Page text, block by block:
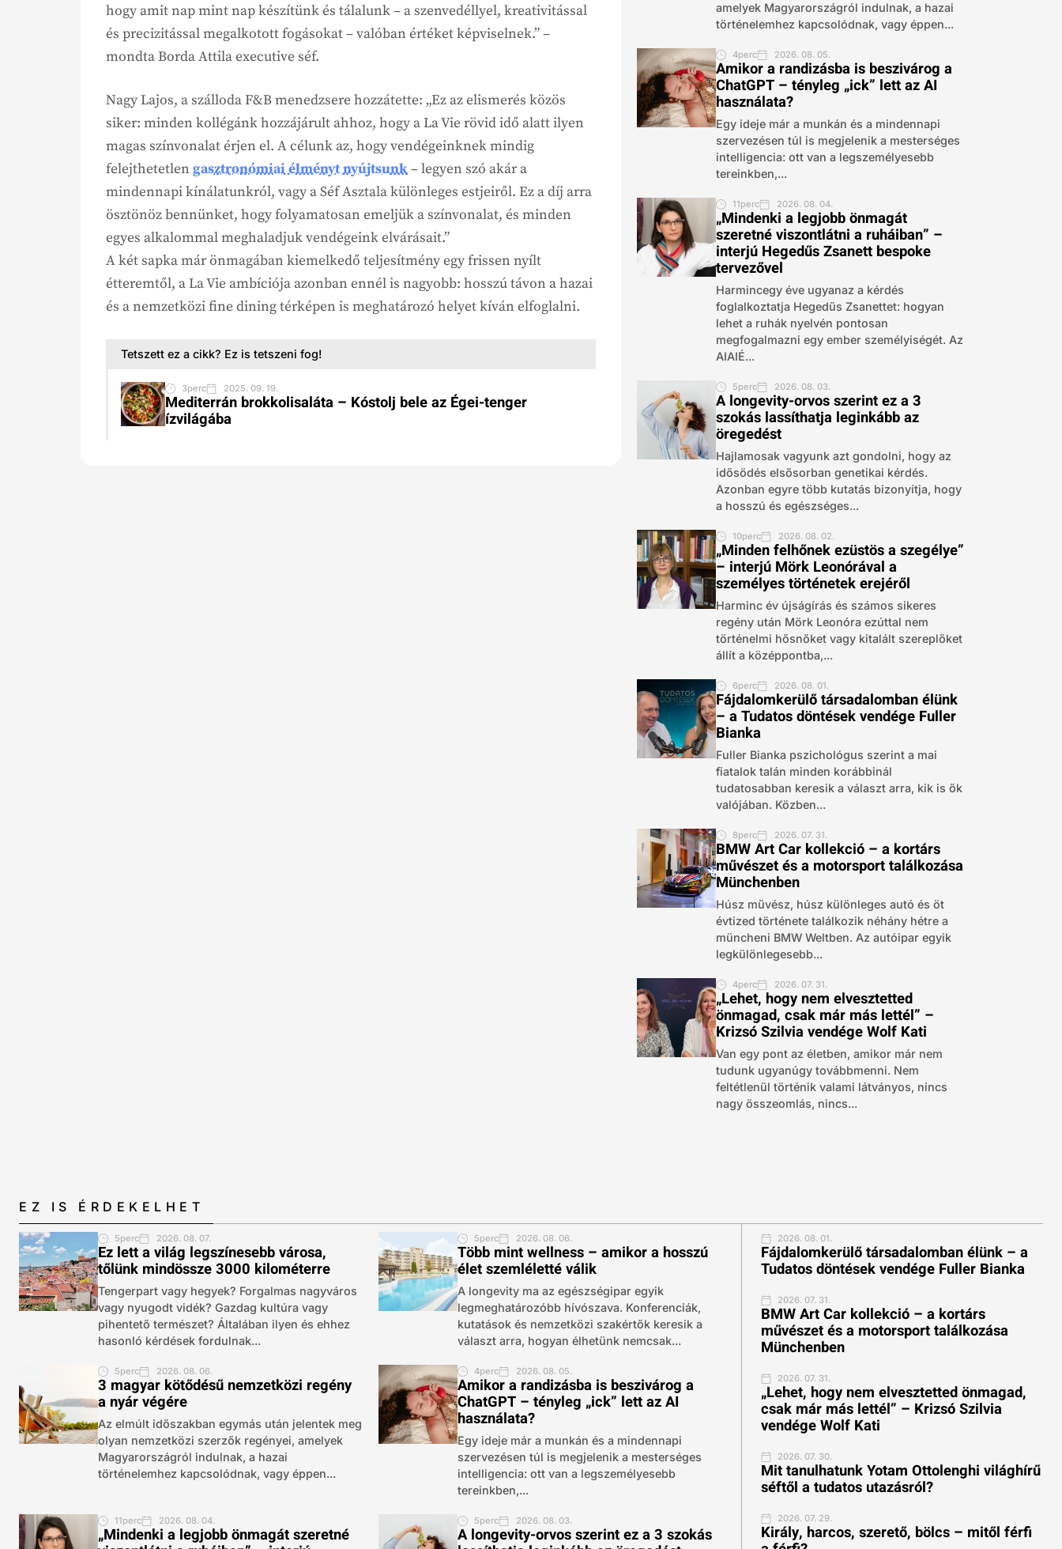
hogy amit nap mint nap készítünk és tálalunk – a szenvedéllyel, kreativitással
és precizitással megalkotott fogásokat – valóban értéket képviselnek.” –
mondta Borda Attila executive séf.
Nagy Lajos, a szálloda F&B menedzsere hozzátette: „Ez az elismerés közös
siker: minden kollégánk hozzájárult ahhoz, hogy a La Vie rövid idő alatt ilyen
magas színvonalat érjen el. A célunk az, hogy vendégeinknek mindig
felejthetetlen gasztronómiai élményt nyújtsunk– legyen szó akár a
mindennapi kínálatunkról, vagy a Séf Asztala különleges estjeiről. Ez a díj arra
ösztönöz bennünket, hogy folyamatosan emeljük a színvonalat, és minden
egyes alkalommal meghaladjuk vendégeink elvárásait.”
A két sapka már önmagában kiemelkedő teljesítmény egy frissen nyílt
étteremtől, a La Vie ambíciója azonban ennél is nagyobb: hosszú távon a hazai
és a nemzetközi fine dining térképen is meghatározó helyet kíván elfoglalni.
Tetszett ez a cikk? Ez is tetszeni fog!
3perc 2025. 09. 19.
Mediterrán brokkolisaláta – Kóstolj bele az Égei-tenger
ízvilágába
amelyek Magyarországról indulnak, a hazai
történelemhez kapcsolódnak, vagy éppen...
4perc 2026. 08. 05.
Amikor a randizásba is beszivárog a
ChatGPT – tényleg „ick” lett az AI
használata?
Egy ideje már a munkán és a mindennapi
szervezésen túl is megjelenik a mesterséges
intelligencia: ott van a legszemélyesebb
tereinkben,...
11perc 2026. 08. 04.
„Mindenki a legjobb önmagát
szeretné viszontlátni a ruháiban” –
interjú Hegedűs Zsanett bespoke
tervezővel
Harmincegy éve ugyanaz a kérdés
foglalkoztatja Hegedűs Zsanettet: hogyan
lehet a ruhák nyelvén pontosan
megfogalmazni egy ember személyiségét. Az
AIAIÉ...
5perc 2026. 08. 03.
A longevity-orvos szerint ez a 3
szokás lassíthatja leginkább az
öregedést
Hajlamosak vagyunk azt gondolni, hogy az
idősödés elsősorban genetikai kérdés.
Azonban egyre több kutatás bizonyítja, hogy
a hosszú és egészséges...
10perc 2026. 08. 02.
„Minden felhőnek ezüstös a szegélye”
– interjú Mörk Leonórával a
személyes történetek erejéről
Harminc év újságírás és számos sikeres
regény után Mörk Leonóra ezúttal nem
történelmi hősnőket vagy kitalált szereplőket
állít a középpontba,...
6perc 2026. 08. 01.
Fájdalomkerülő társadalomban élünk
– a Tudatos döntések vendége Fuller
Bianka
Fuller Bianka pszichológus szerint a mai
fiatalok talán minden korábbinál
tudatosabban keresik a választ arra, kik is ők
valójában. Közben...
8perc 2026. 07. 31.
BMW Art Car kollekció – a kortárs
művészet és a motorsport találkozása
Münchenben
Húsz művész, húsz különleges autó és öt
évtized története találkozik néhány hétre a
müncheni BMW Weltben. Az autóipar egyik
legkülönlegesebb...
4perc 2026. 07. 31.
„Lehet, hogy nem elvesztetted
önmagad, csak már más lettél” –
Krizsó Szilvia vendége Wolf Kati
Van egy pont az életben, amikor már nem
tudunk ugyanúgy továbbmenni. Nem
feltétlenül történik valami látványos, nincs
nagy összeomlás, nincs...
EZ IS ÉRDEKELHET
5perc 2026. 08. 07.
Ez lett a világ legszínesebb városa,
tőlünk mindössze 3000 kilométerre
Tengerpart vagy hegyek? Forgalmas nagyváros
vagy nyugodt vidék? Gazdag kultúra vagy
pihentető természet? Általában ilyen és ehhez
hasonló kérdések fordulnak...
5perc 2026. 08. 06.
Több mint wellness – amikor a hosszú
élet szemléletté válik
A longevity ma az egészségipar egyik
legmeghatározóbb hívószava. Konferenciák,
kutatások és nemzetközi szakértők keresik a
választ arra, hogyan élhetünk nemcsak...
5perc 2026. 08. 06.
3 magyar kötődésű nemzetközi regény
a nyár végére
Az elmúlt időszakban egymás után jelentek meg
olyan nemzetközi szerzők regényei, amelyek
Magyarországról indulnak, a hazai
történelemhez kapcsolódnak, vagy éppen...
4perc 2026. 08. 05.
Amikor a randizásba is beszivárog a
ChatGPT – tényleg „ick” lett az AI
használata?
Egy ideje már a munkán és a mindennapi
szervezésen túl is megjelenik a mesterséges
intelligencia: ott van a legszemélyesebb
tereinkben,...
11perc 2026. 08. 04.
„Mindenki a legjobb önmagát szeretné
5perc 2026. 08. 03.
A longevity-orvos szerint ez a 3 szokás
2026. 08. 01.
Fájdalomkerülő társadalomban élünk – a
Tudatos döntések vendége Fuller Bianka
2026. 07. 31.
BMW Art Car kollekció – a kortárs
művészet és a motorsport találkozása
Münchenben
2026. 07. 31.
„Lehet, hogy nem elvesztetted önmagad,
csak már más lettél” – Krizsó Szilvia
vendége Wolf Kati
2026. 07. 30.
Mit tanulhatunk Yotam Ottolenghi világhírű
séftől a tudatos utazásról?
2026. 07. 29.
Király, harcos, szerető, bölcs – mitől férfi